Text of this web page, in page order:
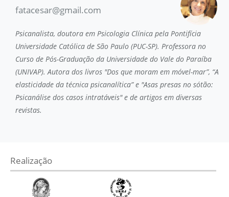
fatacesar@gmail.com
Psicanalista, doutora em Psicologia Clínica pela Pontifícia
Universidade Católica de São Paulo (PUC-SP). Professora no
Curso de Pós-Graduação da Universidade do Vale do Paraíba
(UNIVAP). Autora dos livros "Dos que moram em móvel-mar”, “A
elasticidade da técnica psicanalítica” e "Asas presas no sótão:
Psicanálise dos casos intratáveis" e de artigos em diversas
revistas.
Realização